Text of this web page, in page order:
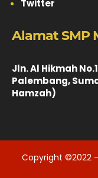
Twitter
Alamat SMP
Jln. Al Hikmah
Palembang,
Hamzah)
Copyright ©2022